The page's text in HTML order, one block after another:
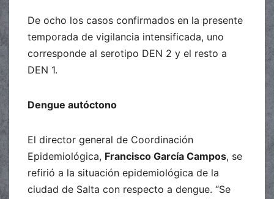
De ocho los casos confirmados en la presente
temporada de vigilancia intensificada, uno
corresponde al serotipo DEN 2 y el resto a
DEN 1.
Dengue autóctono
El director general de Coordinación
Epidemiológica, Francisco García Campos, se
refirió a la situación epidemiológica de la
ciudad de Salta con respecto a dengue. “Se